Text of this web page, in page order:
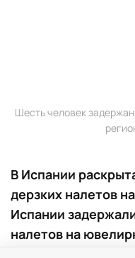
Шесть человек
В Испании
дерзких налетов
Испании
налетов на